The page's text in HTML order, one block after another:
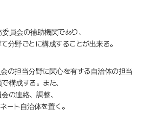
員会の補助機関であり、
分野ごとに構成することが出来る。
の担当分野に関心を有する自治体の担当
構成する。また、
の連絡、調整、
ート自治体を置く。